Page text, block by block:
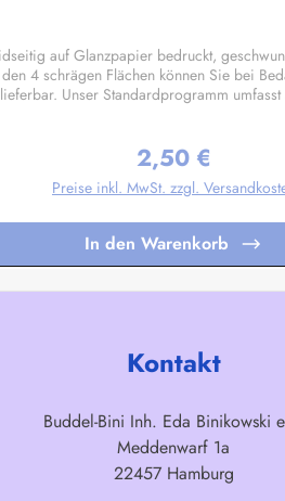
auf Glanzpapier bedruckt,
4 schrägen Flächen können Sie bei
Unser Standardprogramm
Regulärer Preis:
2,50 €
Preise inkl. MwSt. zzgl.
In den Warenkorb
Kontakt
Buddel-Bini Inh. Eda Binikowski
Meddenwarf 1a
22457 Hamburg